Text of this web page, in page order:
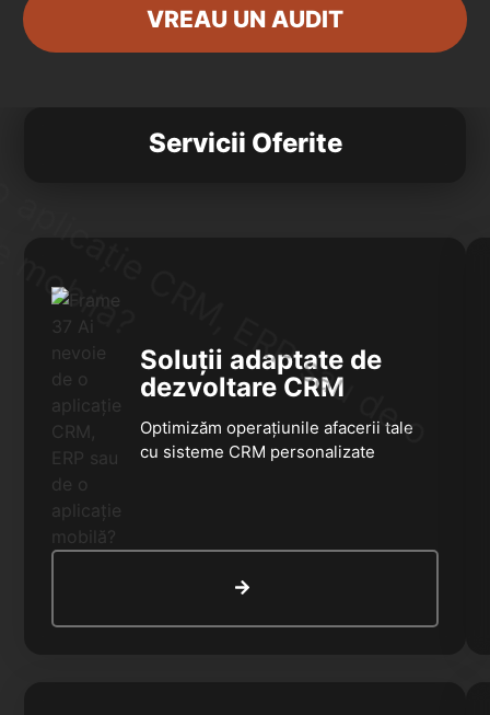
VREAU UN AUDIT
Servicii Oferite
Soluții adaptate de
dezvoltare CRM
Optimizăm operațiunile afacerii tale
cu sisteme CRM personalizate